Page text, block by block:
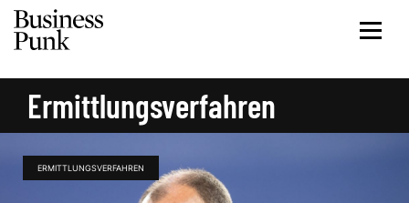
Ermittlungsverfahren
ERMITTLUNGSVERFAHREN